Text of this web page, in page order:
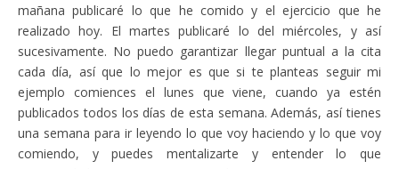
mañana publicaré lo que he comido y el ejercicio que he
realizado hoy. El martes publicaré lo del miércoles, y así
sucesivamente. No puedo garantizar llegar puntual a la cita
cada día, así que lo mejor es que si te planteas seguir mi
ejemplo comiences el lunes que viene, cuando ya estén
publicados todos los días de esta semana. Además, así tienes
una semana para ir leyendo lo que voy haciendo y lo que voy
comiendo, y puedes mentalizarte y entender lo que